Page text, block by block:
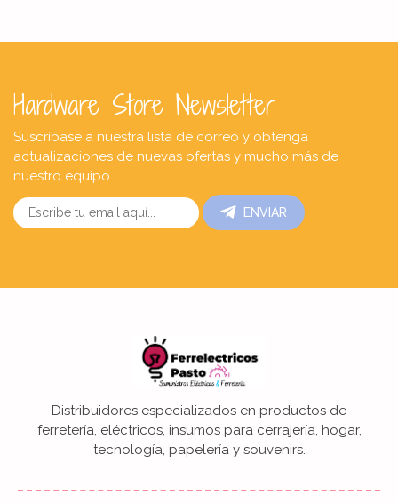
Hardware Store Newsletter
Suscríbase a nuestra lista de correo y obtenga
actualizaciones de nuevas ofertas y mucho más de
nuestro equipo.
ENVIAR
Distribuidores especializados en productos de
ferretería, eléctricos, insumos para cerrajería, hogar,
tecnología, papelería y souvenirs.